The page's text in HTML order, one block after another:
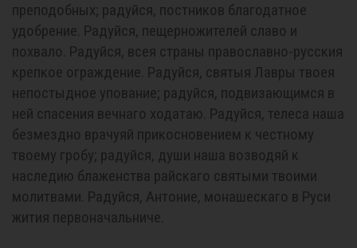
преподобных; радуйся, постников благодатное
удобрение. Радуйся, пещерножителей славо и
похвало. Радуйся, всея страны православно-русския
крепкое ограждение. Радуйся, святыя Лавры твоея
непостыдное упование; радуйся, подвизающимся в
ней спасения вечнаго ходатаю. Радуйся, телеса наша
безмездно врачуяй прикосновением к честному
твоему гробу; радуйся, души наша возводяй к
наследию блаженства райскаго святыми твоими
молитвами. Радуйся, Антоние, монашескаго в Руси
жития первоначальниче.